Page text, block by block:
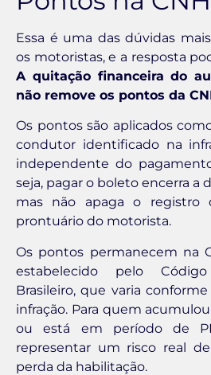
Essa é uma das dúvidas
os motoristas, e a resposta
A quitação financeira do
não remove os pontos da
Os pontos são aplicados
condutor identificado na
independente do
seja, pagar o boleto encerra a
mas não apaga o registro
prontuário do motorista.
Os pontos permanecem na
estabelecido pelo
Brasileiro, que varia
infração. Para quem
ou está em período de
representar um risco real
perda da habilitação.